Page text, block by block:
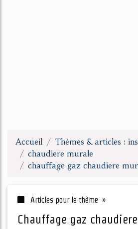
Accueil
Thèmes & articles :
chaudiere murale
chauffage gaz chaudiere
Articles pour le thème »
chauffage gaz